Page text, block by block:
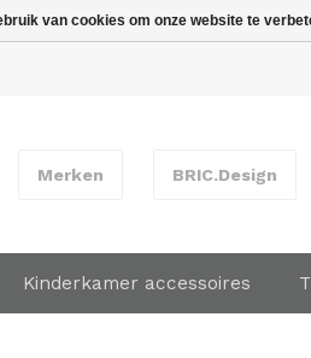
Merken BRIC.Design
Kinderkamer accessoires
van cookies om onze website te